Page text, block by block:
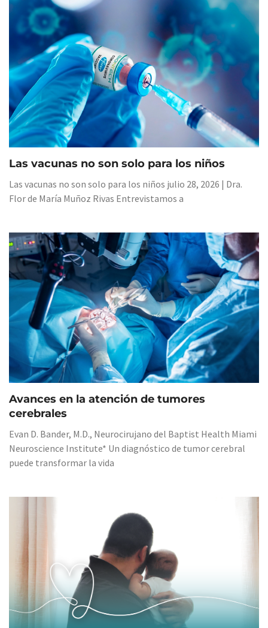
Las vacunas no son solo para los niños
Las vacunas no son solo para los niños julio 28, 2026 | Dra.
Flor de María Muñoz Rivas Entrevistamos a
Avances en la atención de tumores
cerebrales
Evan D. Bander, M.D., Neurocirujano del Baptist Health Miami
Neuroscience Institute* Un diagnóstico de tumor cerebral
puede transformar la vida